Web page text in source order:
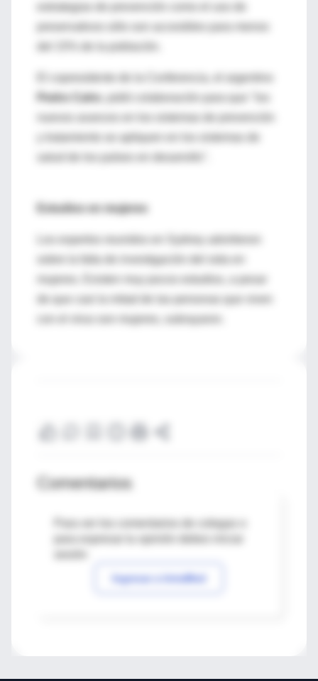
estrategias de prevención como el uso de
El copresidente de la Conferencia, el argentino
Pedro Cahn
y tratamiento se apliquen en los sistemas de
Estudios en mujeres
sobre la falta de investigación del sida en
Comentarios
Para ver los comentarios de colegas o
Ingresar a IntraMed